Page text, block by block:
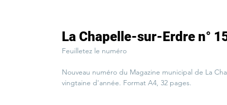
La Chapelle-sur-Erdre n°
Feuilletez le numéro
Nouveau numéro du Magazine municipal de La
vingtaine d'année. Format A4, 32 pages.